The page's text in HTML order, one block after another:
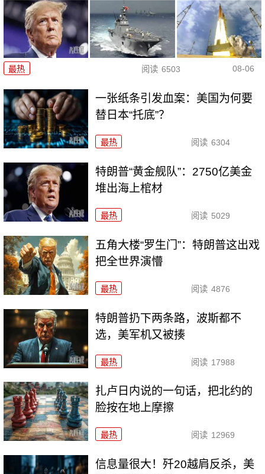
最热 阅读 6503 08-06
一张纸条引发血案：美国为何要
替日本“托底”？
最热 阅读 6304
特朗普“黄金舰队”：2750亿美金
堆出海上棺材
最热 阅读 5029
五角大楼“罗生门”：特朗普这出戏
把全世界演懵
最热 阅读 4876
特朗普扔下两条路，波斯都不
选，美军机又被揍
最热 阅读 17988
扎卢日内说的一句话，把北约的
脸按在地上摩擦
最热 阅读 12969
信息量很大！歼20越肩反杀，美